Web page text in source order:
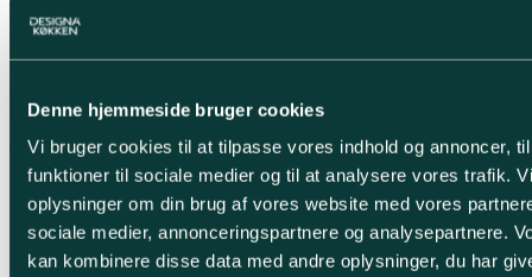
Denne hjemmeside bruger cookies
Vi bruger cookies til at tilpasse vores indhold og annoncer,
funktioner til sociale medier og til at analysere vores trafik.
oplysninger om din brug af vores website med vores
sociale medier, annonceringspartnere og analysepartnere.
kan kombinere disse data med andre oplysninger, du har